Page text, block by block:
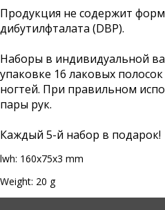
Продукция не содержит
дибутилфталата (DBP).
Наборы в индивидуальной
упаковке 16 лаковых
ногтей. При правильном
пары рук.
Каждый 5-й набор в подарок!
lwh: 160x75x3 mm
Weight: 20 g